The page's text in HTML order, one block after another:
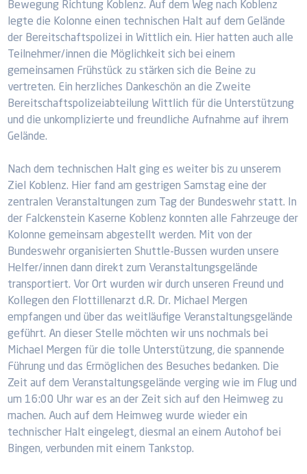
Bewegung Richtung Koblenz. Auf dem Weg nach Koblenz
legte die Kolonne einen technischen Halt auf dem Gelände
der Bereitschaftspolizei in Wittlich ein. Hier hatten auch alle
Teilnehmer/innen die Möglichkeit sich bei einem
gemeinsamen Frühstück zu stärken sich die Beine zu
vertreten. Ein herzliches Dankeschön an die Zweite
Bereitschaftspolizeiabteilung Wittlich für die Unterstützung
und die unkomplizierte und freundliche Aufnahme auf ihrem
Gelände.
Nach dem technischen Halt ging es weiter bis zu unserem
Ziel Koblenz. Hier fand am gestrigen Samstag eine der
zentralen Veranstaltungen zum Tag der Bundeswehr statt. In
der Falckenstein Kaserne Koblenz konnten alle Fahrzeuge der
Kolonne gemeinsam abgestellt werden. Mit von der
Bundeswehr organisierten Shuttle-Bussen wurden unsere
Helfer/innen dann direkt zum Veranstaltungsgelände
transportiert. Vor Ort wurden wir durch unseren Freund und
Kollegen den Flottillenarzt d.R. Dr. Michael Mergen
empfangen und über das weitläufige Veranstaltungsgelände
geführt. An dieser Stelle möchten wir uns nochmals bei
Michael Mergen für die tolle Unterstützung, die spannende
Führung und das Ermöglichen des Besuches bedanken. Die
Zeit auf dem Veranstaltungsgelände verging wie im Flug und
um 16:00 Uhr war es an der Zeit sich auf den Heimweg zu
machen. Auch auf dem Heimweg wurde wieder ein
technischer Halt eingelegt, diesmal an einem Autohof bei
Bingen, verbunden mit einem Tankstop.